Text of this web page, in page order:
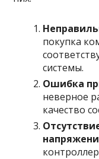
покупка
системы.
Ошибка
неверное
качество